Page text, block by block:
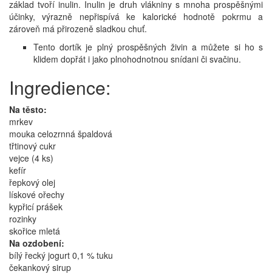
základ tvoří inulin. Inulin je druh vlákniny s mnoha prospěšnými
účinky, výrazně nepřispívá ke kalorické hodnotě pokrmu a
zároveň má přirozeně sladkou chuť.
Tento dortík je plný prospěšných živin a můžete si ho s
klidem dopřát i jako plnohodnotnou snídani či svačinu.
Ingredience:
Na těsto:
mrkev
mouka celozrnná špaldová
třtinový cukr
vejce (4 ks)
kefír
řepkový olej
lískové ořechy
kypřicí prášek
rozinky
skořice mletá
Na ozdobení:
bílý řecký jogurt 0,1 % tuku
čekankový sirup